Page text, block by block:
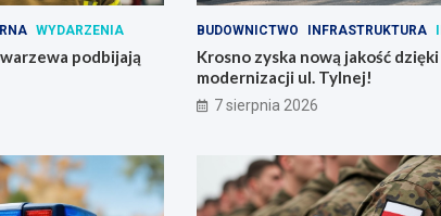
WYDARZENIA
podbijają
BUDOWNICTWO INFRASTRUKTURA
Krosno zyska nową jakość dzięki
modernizacji ul. Tylnej!
7 sierpnia 2026